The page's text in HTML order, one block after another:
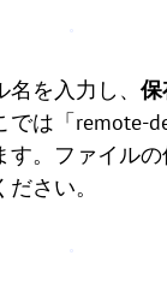
を入力し、
は「remote-
す。ファイル
さい。